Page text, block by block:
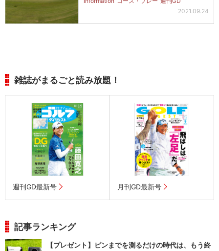
2021.09.24
雑誌がまるごと読み放題！
週刊GD最新号 月刊GD最新号
記事ランキング
【プレゼント】ピンまでを測るだけの時代は、もう終